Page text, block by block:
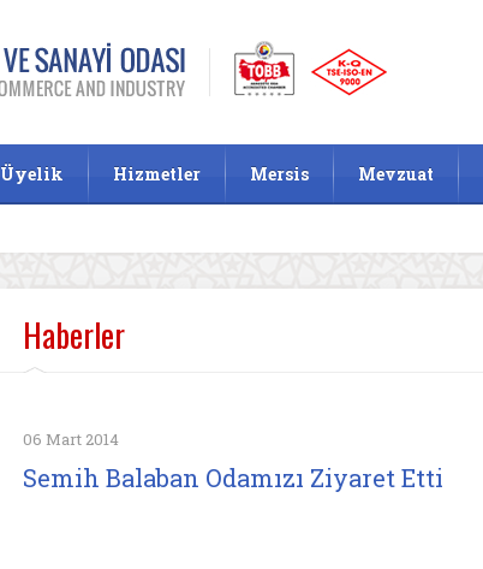
Üyelik Hizmetler Mersis Mevzuat
Haberler
06 Mart 2014
Semih Balaban Odamızı Ziyaret Etti